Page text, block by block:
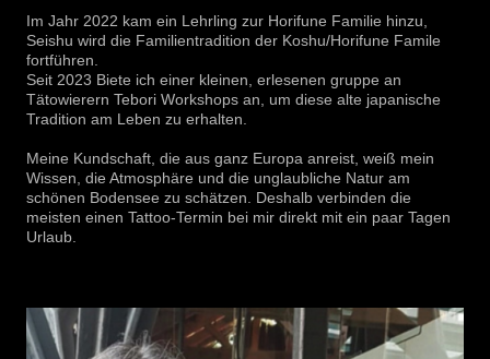
Im Jahr 2022 kam ein Lehrling zur Horifune Familie hinzu,
Seishu wird die Familientradition der Koshu/Horifune Famile
fortführen.
Seit 2023 Biete ich einer kleinen, erlesenen gruppe an
Tätowierern Tebori Workshops an, um diese alte japanische
Tradition am Leben zu erhalten.
Meine Kundschaft, die aus ganz Europa anreist, weiß mein
Wissen, die Atmosphäre und die unglaubliche Natur am
schönen Bodensee zu schätzen. Deshalb verbinden die
meisten einen Tattoo-Termin bei mir direkt mit ein paar Tagen
Urlaub.